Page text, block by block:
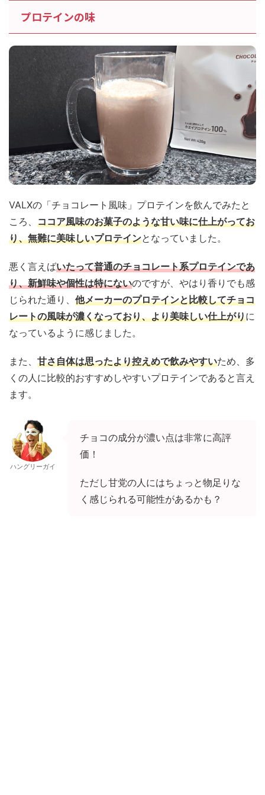
プロテインの味
VALXの「チョコレート風味」プロテインを飲んでみたと
ころ、 ココア風味のお菓子のような甘い味に仕上がってお
り、無難に美味しいプロテインとなっていました。
悪く言えばいたって普通のチョコレート系プロテインであ
り、新鮮味や個性は特にないのですが、やはり香りでも感
じられた通り、 他メーカーのプロテインと比較してチョコ
レートの風味が濃くなっており、より美味しい仕上がりに
なっているように感じました。
また、 甘さ自体は思ったより控えめで飲みやすいため、多
くの人に比較的おすすめしやすいプロテインであると言え
ます。
ハングリーガイ
チョコの成分が濃い点は非常に高評
価！
ただし甘党の人にはちょっと物足りな
く感じられる可能性があるかも？